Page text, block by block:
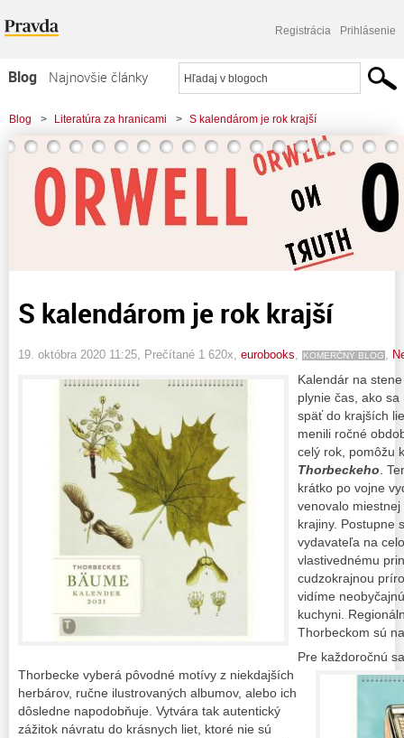
Registrácia Prihlásenie
Blog
Najnovšie články
Najčítanejšie články
Najkomentovanejšie články
Zoznam blogov
Komerčné blogy
Blog > Literatúra za hranicami > S kalendárom je rok krajší
S kalendárom je rok krajší
19. októbra 2020 11:25 , Prečítané 1 620x, eurobooks KOMERČNÝ BLOG
Kalendár na
plynie čas, ako
späť do krajších
menili ročné
celý rok, pomôžu
Thorbeckeho .
krátko po vojne
venovalo
krajiny. Postupne
vydavateľa na
vlastivednému
cudzokrajnou
vidíme
kuchyni.
Thorbeckom sú
Pre každoročnú
Thorbecke vyberá pôvodné motívy z niekdajších
herbárov, ručne ilustrovaných albumov, alebo ich
dôsledne napodobňuje. Vytvára tak autentický
zážitok návratu do krásnych liet, ktoré nie sú